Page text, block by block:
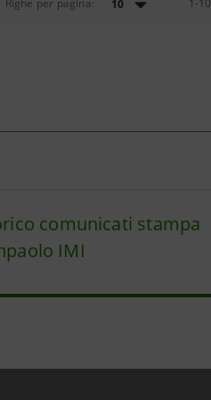
Righe per pagina: 10 1 -10
comunicati stampa
IMI